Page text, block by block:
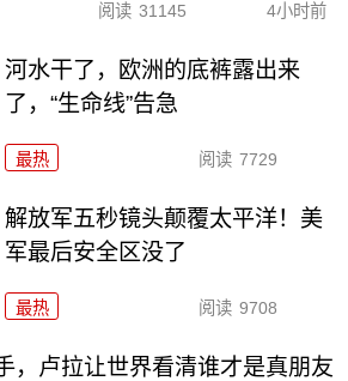
阅读 31145 4小时前
河水干了，欧洲的底裤露出来
了，“生命线”告急
最热 阅读 7729
解放军五秒镜头颠覆太平洋！美
军最后安全区没了
最热 阅读 9708
，卢拉让世界看清谁才是真朋友